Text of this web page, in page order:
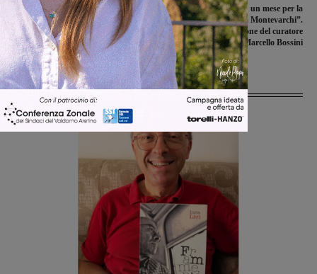
Il Montevarchi al lavoro in vista del
derby di sabato con il Terranuova
Traiana
Oltre mille visitatori in un mese per la
mostra su “Marino da Montevarchi”.
La soddisfazione del curatore
Marcello Bossini
Ultime Notizie